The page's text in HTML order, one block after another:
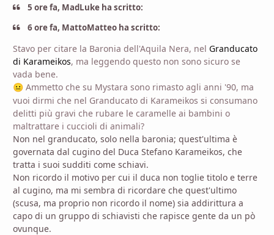
5 ore fa, MadLuke ha scritto:
6 ore fa, MattoMatteo ha scritto:
Stavo per citare la Baronia dell'Aquila Nera, nel Granducato
di Karameikos, ma leggendo questo non sono sicuro se
vada bene.
😐 Ammetto che su Mystara sono rimasto agli anni '90, ma
vuoi dirmi che nel Granducato di Karameikos si consumano
delitti più gravi che rubare le caramelle ai bambini o
maltrattare i cuccioli di animali?
Non nel granducato, solo nella baronia; quest'ultima è
governata dal cugino del Duca Stefano Karameikos, che
tratta i suoi sudditi come schiavi.
Non ricordo il motivo per cui il duca non toglie titolo e terre
al cugino, ma mi sembra di ricordare che quest'ultimo
(scusa, ma proprio non ricordo il nome) sia addirittura a
capo di un gruppo di schiavisti che rapisce gente da un pò
ovunque.